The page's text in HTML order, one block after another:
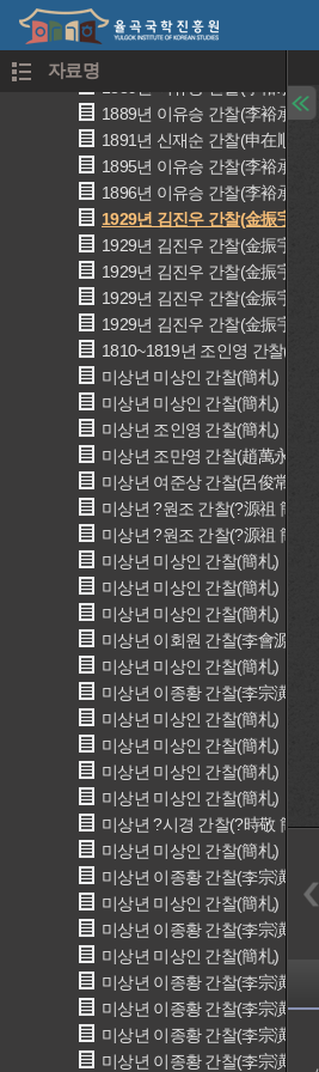
자료명
미상년 김정균 간찰(金鼎均 簡札
1889년 이유승 간찰(李裕承 簡
1889년 이유승 간찰(李裕承 簡
1891년 신재순 간찰(申在順 簡
1895년 이유승 간찰(李裕承 簡
1896년 이유승 간찰(李裕承 簡
1929년 김진우 간찰(金振宇 簡
1929년 김진우 간찰(金振宇 簡
1929년 김진우 간찰(金振宇 簡
1929년 김진우 간찰(金振宇 簡
1929년 김진우 간찰(金振宇 簡
1810~1819년 조인영 간찰(趙寅
미상년 미상인 간찰(簡札)
미상년 미상인 간찰(簡札)
미상년 조인영 간찰(簡札)
미상년 조만영 간찰(趙萬永 簡札
미상년 여준상 간찰(呂俊常 簡札
미상년 ?원조 간찰(?源祖 簡札)
미상년 ?원조 간찰(?源祖 簡札)
미상년 미상인 간찰(簡札)
미상년 미상인 간찰(簡札)
미상년 미상인 간찰(簡札)
미상년 이회원 간찰(李會源 簡札
미상년 미상인 간찰(簡札)
미상년 이종황 간찰(李宗潢 簡札
미상년 미상인 간찰(簡札)
미상년 미상인 간찰(簡札)
미상년 미상인 간찰(簡札)
미상년 미상인 간찰(簡札)
미상년 ?시경 간찰(?時敬 簡札)
미상년 미상인 간찰(簡札)
미상년 이종황 간찰(李宗潢 簡札
미상년 미상인 간찰(簡札)
미상년 이종황 간찰(李宗潢 簡札
미상년 미상인 간찰(簡札)
미상년 이종황 간찰(李宗潢 簡札
미상년 이종황 간찰(李宗潢 簡
미상년 이종황 간찰(李宗潢 簡札
미상년 이종황 간찰(李宗潢 簡札